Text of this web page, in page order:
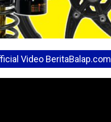
Video BeritaBalap.com